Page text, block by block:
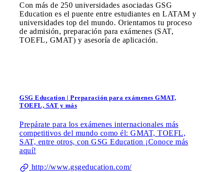
Con más de 250 universidades asociadas GSG
Education es el puente entre estudiantes en LATAM y
universidades top del mundo. Orientamos tu proceso
de admisión, preparación para exámenes (SAT,
TOEFL, GMAT) y asesoría de aplicación.
GSG Education | Preparación para exámenes GMAT,
TOEFL, SAT y más
Prepárate para los exámenes internacionales más
competitivos del mundo como él: GMAT, TOEFL,
SAT, entre otros, con GSG Education ¡Conoce más
aquí!
http://www.gsgeducation.com/